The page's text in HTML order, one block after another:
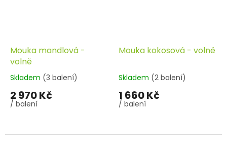
Mouka mandlová -
volně
Skladem (3 balení)
2 970 Kč
/ balení
Mouka kokosová - volně
Skladem (2 balení)
1 660 Kč
/ balení